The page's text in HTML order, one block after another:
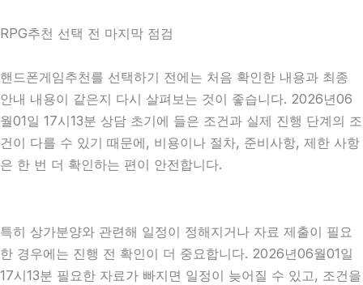
RPG추천 선택 전 마지막 점검
핸드폰게임추천를 선택하기 전에는 처음 확인한 내용과 최종
안내 내용이 같은지 다시 살펴보는 것이 좋습니다. 2026년06
월01일 17시13분 상담 초기에 들은 조건과 실제 진행 단계의 조
건이 다를 수 있기 때문에, 비용이나 절차, 준비사항, 제한 사항
은 한 번 더 확인하는 편이 안전합니다.
특히 상가분양와 관련해 일정이 정해지거나 자료 제출이 필요
한 경우에는 진행 전 확인이 더 중요합니다. 2026년06월01일
17시13분 필요한 자료가 빠지면 일정이 늦어질 수 있고, 조건을